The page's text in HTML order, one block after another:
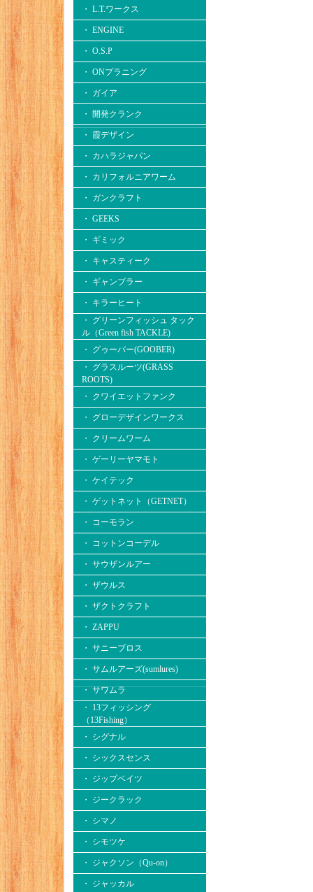
・ L.T.ワークス
・ ENGINE
・ O.S.P
・ ONプラニング
・ ガイア
・ 開発クランク
・ 霞デザイン
・ カハラジャパン
・ カリフォルニアワーム
・ ガンクラフト
・ GEEKS
・ ギミック
・ キャスティーク
・ ギャンブラー
・ キラーヒート
・ グリーンフィッシュ タック
ル（Green fish TACKLE)
・ グゥーバー(GOOBER)
・ グラスルーツ(GRASS
ROOTS)
・ クワイエットファンク
・ グローデザインワークス
・ クリームワーム
・ ゲーリーヤマモト
・ ケイテック
・ ゲットネット（GETNET）
・ コーモラン
・ コットンコーデル
・ サウザンルアー
・ ザウルス
・ ザクトクラフト
・ ZAPPU
・ サニーブロス
・ サムルアーズ(sumlures)
・ サワムラ
・ 13フィッシング
（13Fishing）
・ シグナル
・ シックスセンス
・ ジップベイツ
・ ジークラック
・ シマノ
・ シモツケ
・ ジャクソン（Qu-on）
・ ジャッカル